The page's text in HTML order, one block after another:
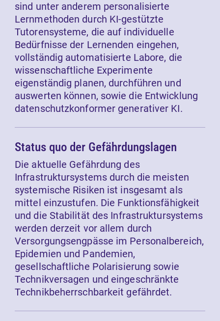
sind unter anderem personalisierte
Lernmethoden durch KI-gestützte
Tutorensysteme, die auf individuelle
Bedürfnisse der Lernenden eingehen,
vollständig automatisierte Labore, die
wissenschaftliche Experimente
eigenständig planen, durchführen und
auswerten können, sowie die Entwicklung
datenschutzkonformer generativer KI.
Status quo der Gefährdungslagen
Die aktuelle Gefährdung des
Infrastruktursystems durch die meisten
systemische Risiken ist insgesamt als
mittel einzustufen. Die Funktionsfähigkeit
und die Stabilität des Infrastruktursystems
werden derzeit vor allem durch
Versorgungsengpässe im Personalbereich,
Epidemien und Pandemien,
gesellschaftliche Polarisierung sowie
Technikversagen und eingeschränkte
Technikbeherrschbarkeit gefährdet.